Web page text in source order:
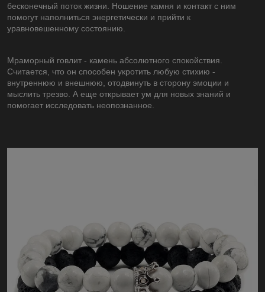
бесконечный поток жизни. Ношение камня и контакт с ним
помогут наполниться энергетически и прийти к
уравновешенному состоянию.
Мраморный говлит - камень абсолютного спокойствия.
Считается, что он способен укротить любую стихию -
внутреннюю и внешнюю, отодвинуть в сторону эмоции и
мыслить трезво. А еще открывает ум для новых знаний и
помогает исследовать неопознанное.